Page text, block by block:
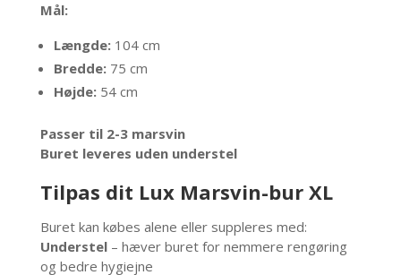
Mål:
Længde:104 cm
Bredde:75 cm
Højde:54 cm
Passer til 2-3 marsvin
Buret leveres uden understel
Tilpas dit Lux Marsvin-bur XL
Buret kan købes alene eller suppleres med:
Understel– hæver buret for nemmere rengøring
og bedre hygiejne